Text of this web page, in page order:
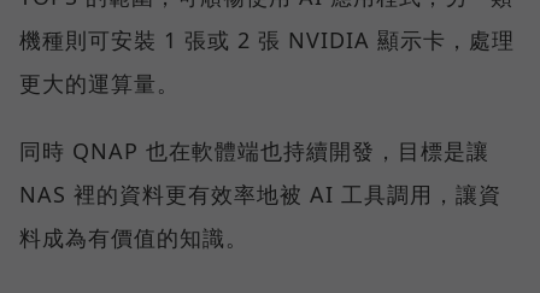
機種則可安裝 1 張或 2 張 NVIDIA 顯示卡，處理
更大的運算量。
同時 QNAP 也在軟體端也持續開發，目標是讓
NAS 裡的資料更有效率地被 AI 工具調用，讓資
料成為有價值的知識。